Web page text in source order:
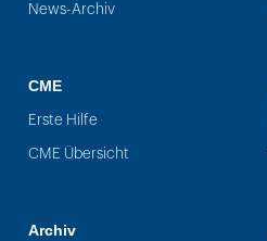
News-Archiv
CME
Erste Hilfe
CME Übersicht
Archiv